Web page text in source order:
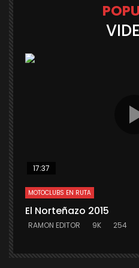
17:37
MOTOCLUBS EN RUTA
El Norteñazo 2015
RAMON EDITOR 9K 254